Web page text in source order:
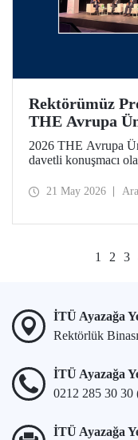
Rektörümüz
THE Avrupa
2026 THE Avrupa
davetli konuşmacı
katıldığı toplantıda
21 May 2026
1 2 3
İTÜ Ayazağa
Rektörlük
İTÜ Ayazağa
0212 285 30 30
İTÜ Ayazağa